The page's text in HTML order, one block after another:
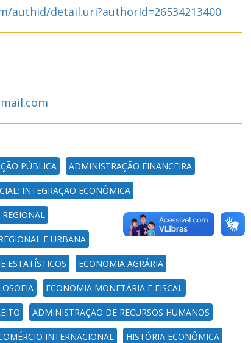
authid/detail.uri?authorId=26534213400
PÚBLICA ADMINISTRAÇÃO FINANCEIRA
INTEGRAÇÃO ECONÔMICA
E URBANA
ESTATÍSTICOS ECONOMIA AGRÁRIA
ECONOMIA MONETÁRIA E FISCAL
ADMINISTRAÇÃO DE RECURSOS HUMANOS
INTERNACIONAL HISTÓRIA ECONÔMICA